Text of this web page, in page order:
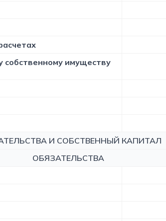
собственному имуществу
И СОБСТВЕННЫЙ КАПИТАЛ
ОБЯЗАТЕЛЬСТВА